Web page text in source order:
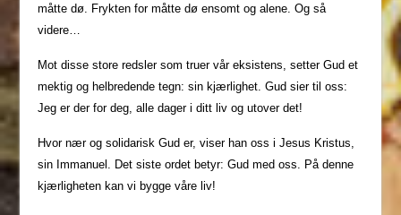
måtte dø. Frykten for måtte dø ensomt og alene. Og så
videre…
Mot disse store redsler som truer vår eksistens, setter Gud et
mektig og helbredende tegn: sin kjærlighet. Gud sier til oss:
Jeg er der for deg, alle dager i ditt liv og utover det!
Hvor nær og solidarisk Gud er, viser han oss i Jesus Kristus,
sin Immanuel. Det siste ordet betyr: Gud med oss. På denne
kjærligheten kan vi bygge våre liv!